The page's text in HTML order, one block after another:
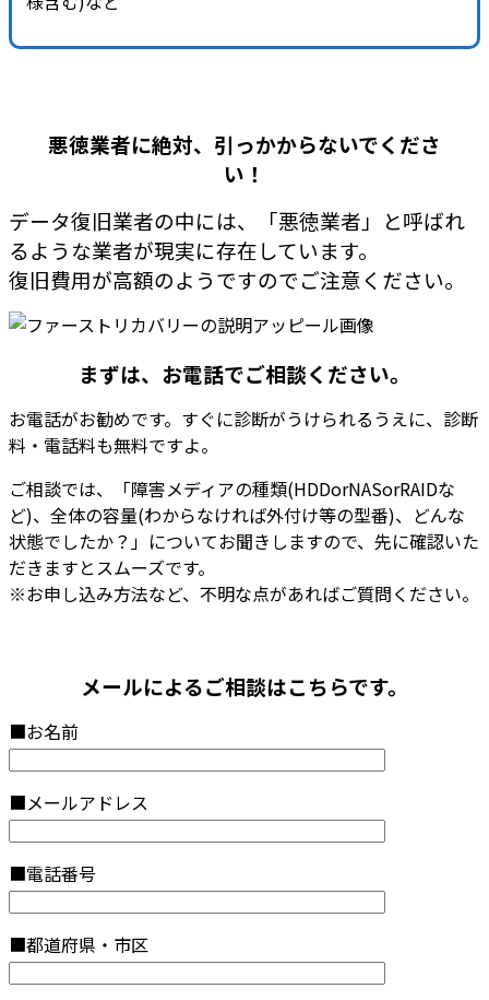
悪徳業者に絶対、引っかからないでくださ
い！
データ復旧業者の中には、「悪徳業者」と呼ばれ
るような業者が現実に存在しています。
復旧費用が高額のようですのでご注意ください。
まずは、お電話でご相談ください。
お電話がお勧めです。 すぐに診断がうけられるうえに、診断
料・電話料も無料ですよ。
ご相談では、「障害メディアの種類(HDDorNASorRAIDな
ど)、全体の容量(わからなければ外付け等の型番)、どんな
状態でしたか？」についてお聞きしますので、先に確認いた
だきますとスムーズです。
※お申し込み方法など、不明な点があればご質問ください。
メールによるご相談はこちらです。
■お名前
■メールアドレス
■電話番号
■都道府県・市区